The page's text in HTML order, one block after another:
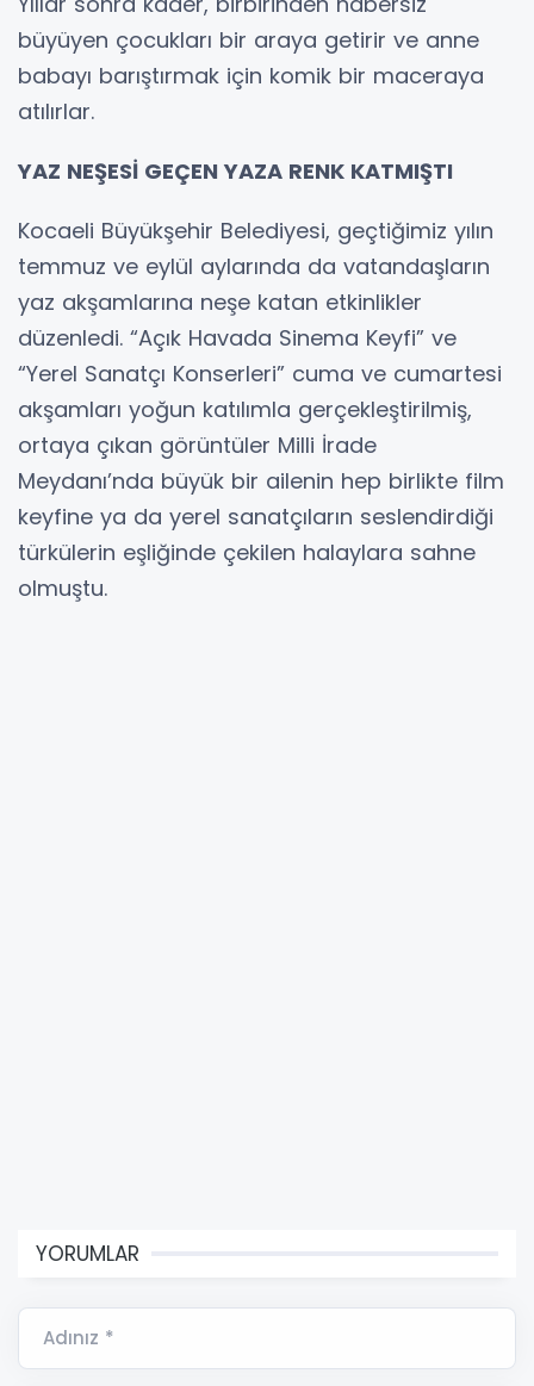
büyüyen çocukları bir araya getirir ve anne
babayı barıştırmak için komik bir maceraya
atılırlar.
YAZ NEŞESİ GEÇEN YAZA RENK KATMIŞTI
Kocaeli Büyükşehir Belediyesi, geçtiğimiz yılın
temmuz ve eylül aylarında da vatandaşların
yaz akşamlarına neşe katan etkinlikler
düzenledi. “Açık Havada Sinema Keyfi” ve
“Yerel Sanatçı Konserleri” cuma ve cumartesi
akşamları yoğun katılımla gerçekleştirilmiş,
ortaya çıkan görüntüler Milli İrade
Meydanı’nda büyük bir ailenin hep birlikte film
keyfine ya da yerel sanatçıların seslendirdiği
türkülerin eşliğinde çekilen halaylara sahne
olmuştu.
YORUMLAR
Adınız *